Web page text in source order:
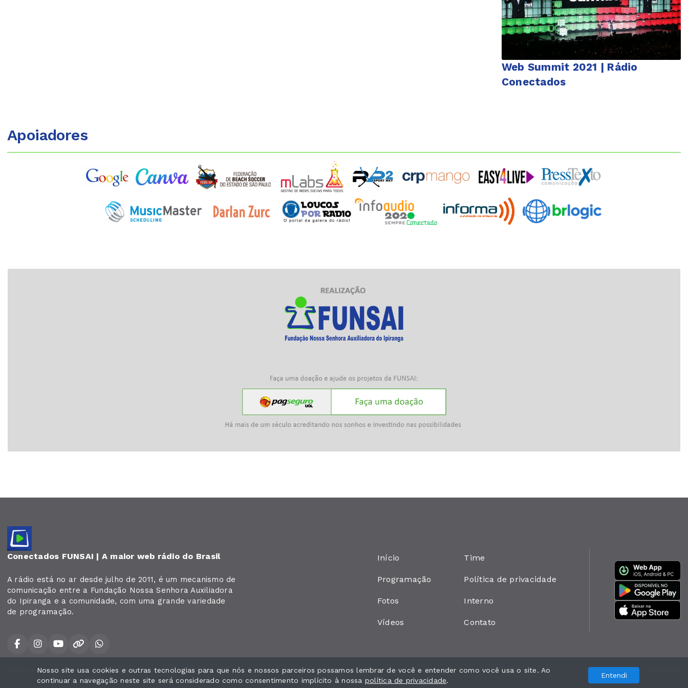
Web Summit 2021 | Rádio
Conectados
Apoiadores
Conectados FUNSAI | A maior web rádio do Brasil
A rádio está no ar desde julho de 2011, é um mecanismo de
comunicação entre a Fundação Nossa Senhora Auxiliadora
do Ipiranga e a comunidade, com uma grande variedade
de programação.
Início
Programação
Fotos
Vídeos
Time
Política de privacidade
Interno
Contato
Todos os direitos reservados. Com a tecnologia
Nosso site usa cookies e outras tecnologias para que nós e nossos parceiros possamos lembrar de você e entender como você usa o site. Ao
continuar a navegação neste site será considerado como consentimento implícito à nossa política de privacidade.
Entendi